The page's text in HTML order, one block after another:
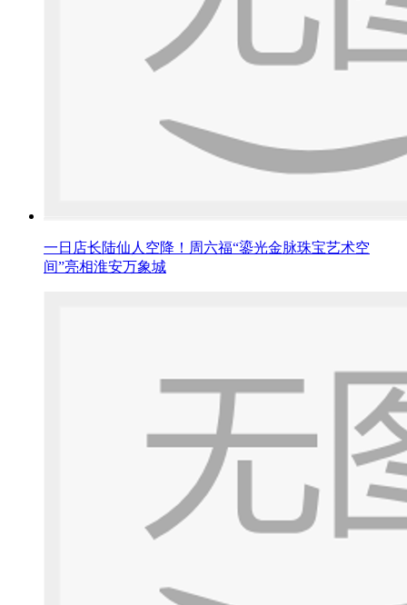
一日店长陆仙人空降！周六福“鎏光金脉珠宝艺术空
间”亮相淮安万象城